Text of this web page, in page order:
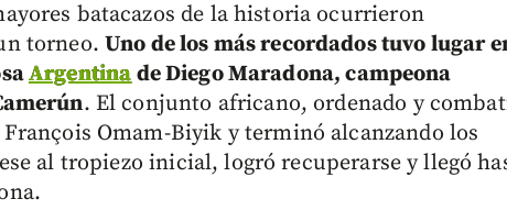
batacazos de la historia ocurrieron
torneo.Uno de los más recordados tuvo lugar
Argentinade Diego Maradona, campeona
. El conjunto africano, ordenado y
Omam-Biyik y terminó alcanzando los
al tropiezo inicial, logró recuperarse y llegó